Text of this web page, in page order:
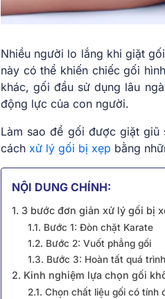
Nhiều người lo lắng khi giặt
này có thể khiến chiếc gối
khác, gối đầu sử dụng lâu
động lực của con người.
Làm sao để gối được giặt giũ
cách xử lý gối bị xẹp bằng
NỘI DUNG CHÍNH:
1. 3 bước đơn giản xử lý gối bị
1.1. Bước 1: Đòn chặt Karate
1.2. Bước 2: Vuốt phẳng gối
1.3. Bước 3: Hoàn tất quá
2. Kinh nghiệm lựa chọn gối
2.1. Chọn chất liệu gối có tính